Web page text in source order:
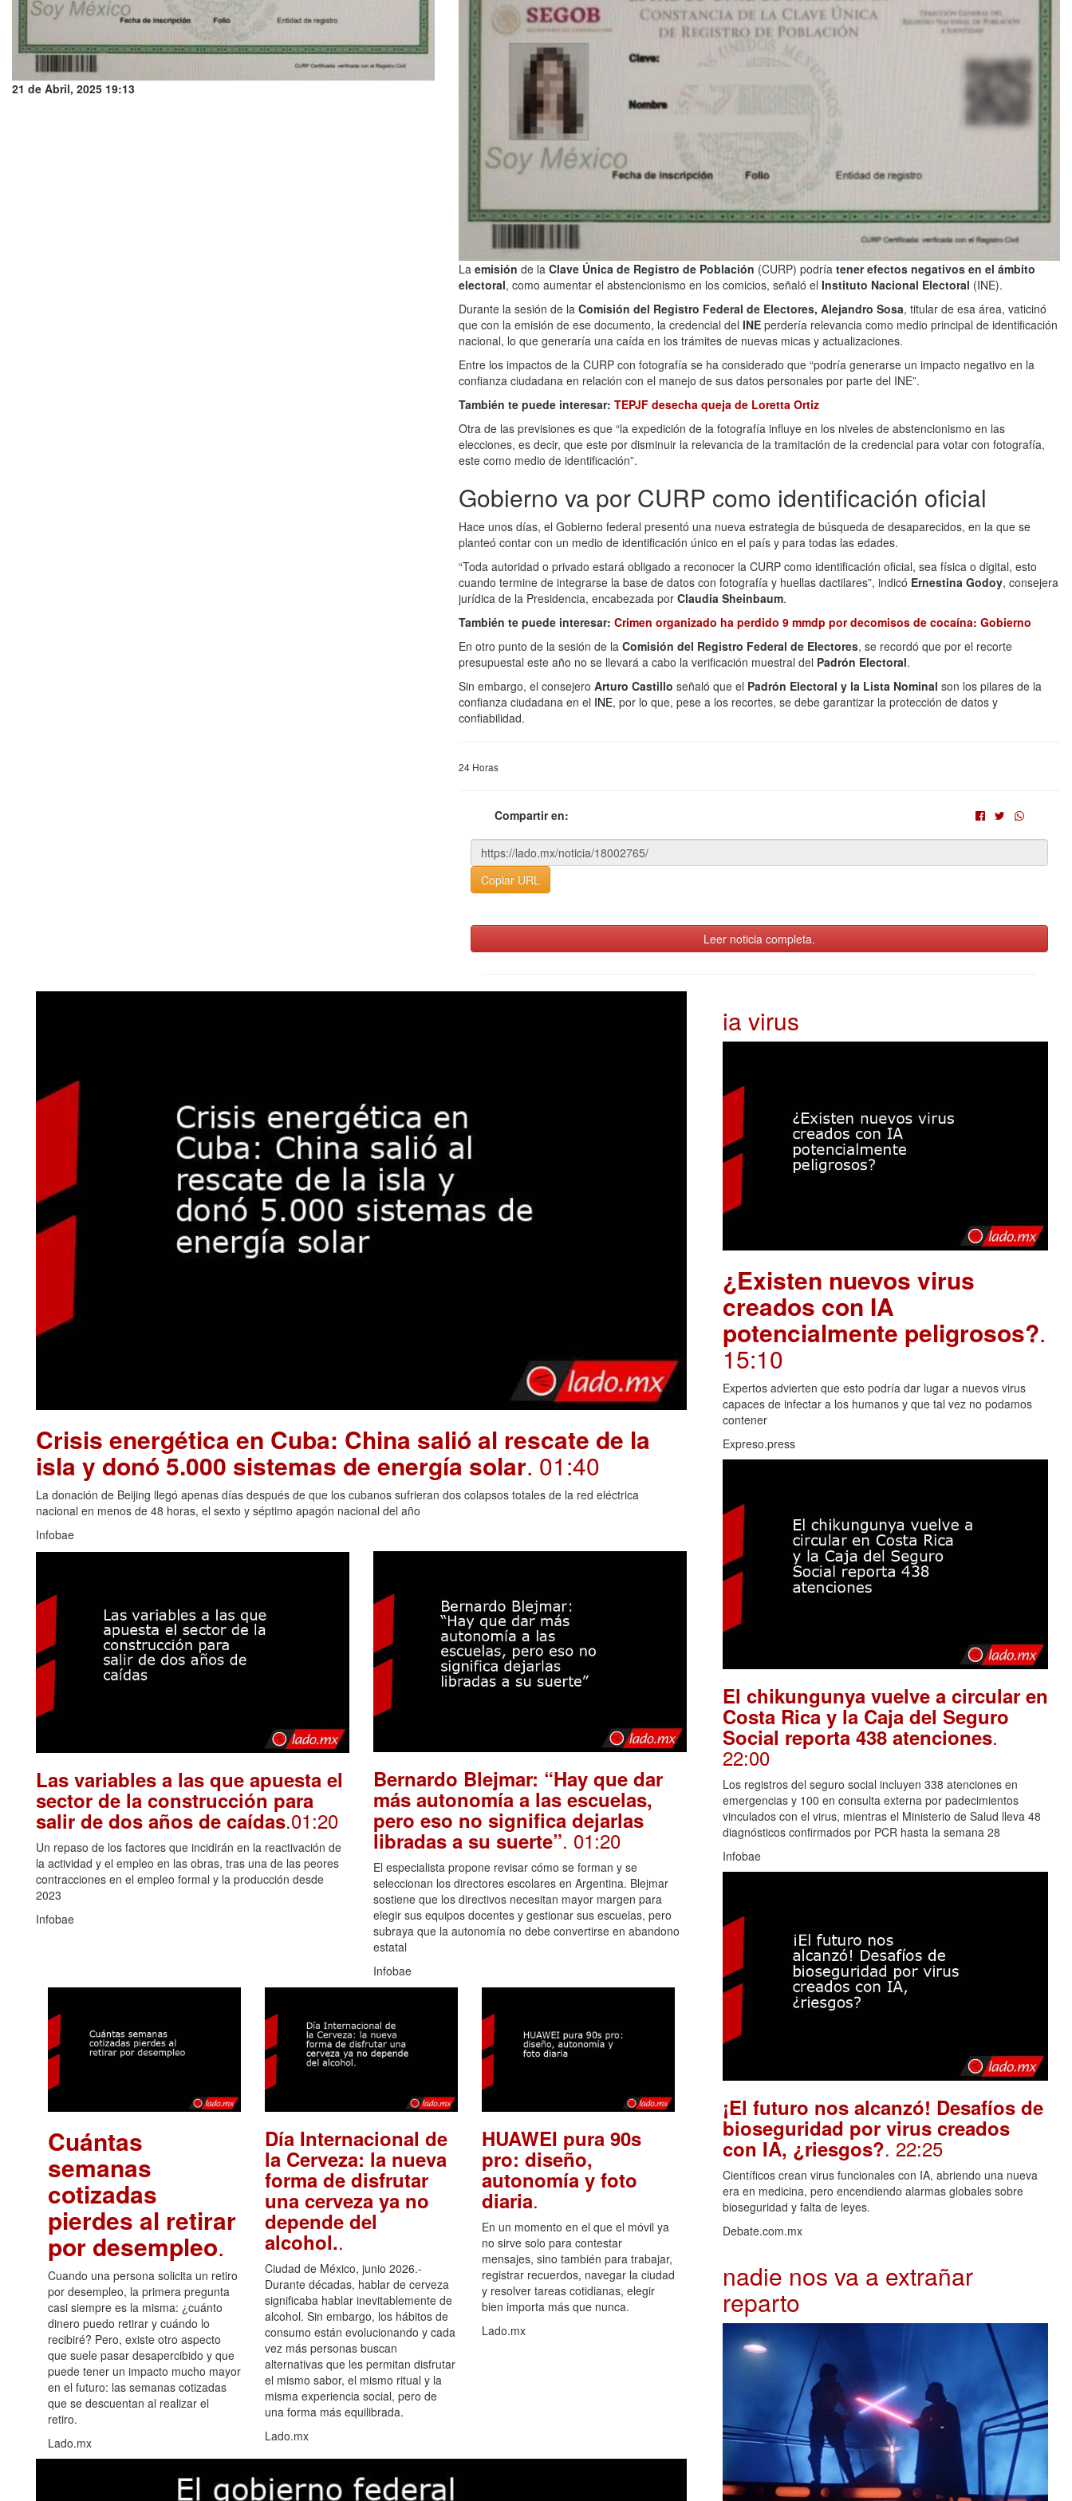
21 de Abril, 2025 19:13
La emisión de la Clave Única de Registro de Población (CURP) podría tener efectos negativos en el ámbito
electoral, como aumentar el abstencionismo en los comicios, señaló el Instituto Nacional Electoral (INE).
Durante la sesión de la Comisión del Registro Federal de Electores, Alejandro Sosa, titular de esa área, vaticinó
que con la emisión de ese documento, la credencial del INE perdería relevancia como medio principal de identificación
nacional, lo que generaría una caída en los trámites de nuevas micas y actualizaciones.
Entre los impactos de la CURP con fotografía se ha considerado que “podría generarse un impacto negativo en la
confianza ciudadana en relación con el manejo de sus datos personales por parte del INE”.
También te puede interesar: TEPJF desecha queja de Loretta Ortiz
Otra de las previsiones es que “la expedición de la fotografía influye en los niveles de abstencionismo en las
elecciones, es decir, que este por disminuir la relevancia de la tramitación de la credencial para votar con fotografía,
este como medio de identificación”.
Gobierno va por CURP como identificación oficial
Hace unos días, el Gobierno federal presentó una nueva estrategia de búsqueda de desaparecidos, en la que se
planteó contar con un medio de identificación único en el país y para todas las edades.
“Toda autoridad o privado estará obligado a reconocer la CURP como identificación oficial, sea física o digital, esto
cuando termine de integrarse la base de datos con fotografía y huellas dactilares”, indicó Ernestina Godoy, consejera
jurídica de la Presidencia, encabezada por Claudia Sheinbaum.
También te puede interesar: Crimen organizado ha perdido 9 mmdp por decomisos de cocaína: Gobierno
En otro punto de la sesión de la Comisión del Registro Federal de Electores, se recordó que por el recorte
presupuestal este año no se llevará a cabo la verificación muestral del Padrón Electoral.
Sin embargo, el consejero Arturo Castillo señaló que el Padrón Electoral y la Lista Nominal son los pilares de la
confianza ciudadana en el INE, por lo que, pese a los recortes, se debe garantizar la protección de datos y
confiabilidad.
24 Horas
Compartir en:
Copiar URL
Leer noticia completa.
Crisis energética en Cuba: China salió al rescate de la
isla y donó 5.000 sistemas de energía solar. 01:40
La donación de Beijing llegó apenas días después de que los cubanos sufrieran dos colapsos totales de la red eléctrica
nacional en menos de 48 horas, el sexto y séptimo apagón nacional del año
Infobae
Las variables a las que apuesta el
sector de la construcción para
salir de dos años de caídas.01:20
Un repaso de los factores que incidirán en la reactivación de
la actividad y el empleo en las obras, tras una de las peores
contracciones en el empleo formal y la producción desde
2023
Infobae
Bernardo Blejmar: “Hay que dar
más autonomía a las escuelas,
pero eso no significa dejarlas
libradas a su suerte”. 01:20
El especialista propone revisar cómo se forman y se
seleccionan los directores escolares en Argentina. Blejmar
sostiene que los directivos necesitan mayor margen para
elegir sus equipos docentes y gestionar sus escuelas, pero
subraya que la autonomía no debe convertirse en abandono
estatal
Infobae
Cuántas
semanas
cotizadas
pierdes al retirar
por desempleo.
Cuando una persona solicita un retiro
por desempleo, la primera pregunta
casi siempre es la misma: ¿cuánto
dinero puedo retirar y cuándo lo
recibiré? Pero, existe otro aspecto
que suele pasar desapercibido y que
puede tener un impacto mucho mayor
en el futuro: las semanas cotizadas
que se descuentan al realizar el
retiro.
Lado.mx
Día Internacional de
la Cerveza: la nueva
forma de disfrutar
una cerveza ya no
depende del
alcohol..
Ciudad de México, junio 2026.-
Durante décadas, hablar de cerveza
significaba hablar inevitablemente de
alcohol. Sin embargo, los hábitos de
consumo están evolucionando y cada
vez más personas buscan
alternativas que les permitan disfrutar
el mismo sabor, el mismo ritual y la
misma experiencia social, pero de
una forma más equilibrada.
Lado.mx
HUAWEI pura 90s
pro: diseño,
autonomía y foto
diaria.
En un momento en el que el móvil ya
no sirve solo para contestar
mensajes, sino también para trabajar,
registrar recuerdos, navegar la ciudad
y resolver tareas cotidianas, elegir
bien importa más que nunca.
Lado.mx
ia virus
¿Existen nuevos virus
creados con IA
potencialmente peligrosos?.
15:10
Expertos advierten que esto podría dar lugar a nuevos virus
capaces de infectar a los humanos y que tal vez no podamos
contener
Expreso.press
El chikungunya vuelve a circular en
Costa Rica y la Caja del Seguro
Social reporta 438 atenciones.
22:00
Los registros del seguro social incluyen 338 atenciones en
emergencias y 100 en consulta externa por padecimientos
vinculados con el virus, mientras el Ministerio de Salud lleva 48
diagnósticos confirmados por PCR hasta la semana 28
Infobae
¡El futuro nos alcanzó! Desafíos de
bioseguridad por virus creados
con IA, ¿riesgos?. 22:25
Científicos crean virus funcionales con IA, abriendo una nueva
era en medicina, pero encendiendo alarmas globales sobre
bioseguridad y falta de leyes.
Debate.com.mx
nadie nos va a extrañar
reparto